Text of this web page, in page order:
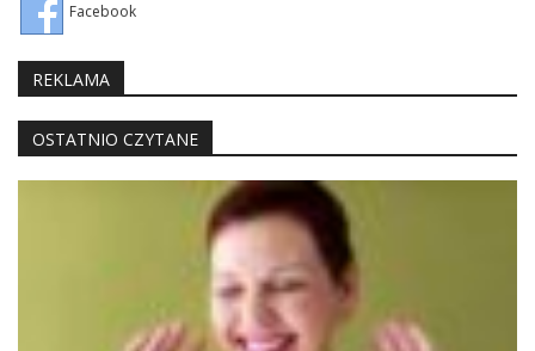
Facebook
REKLAMA
OSTATNIO CZYTANE